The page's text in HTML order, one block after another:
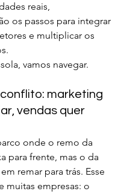
reais,
os passos para integrar
e multiplicar os
vamos navegar.
marketing
vendas quer
onde o remo da
para frente, mas o da
remar para trás. Esse
muitas empresas: o